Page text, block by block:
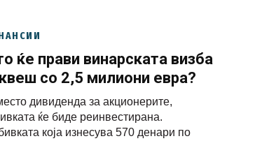
ќе прави винарската визба
Тиквеш со 2,5 милиони евра?
дивиденда за акционерите,
ќе биде реинвестирана.
која изнесува 570 денари по